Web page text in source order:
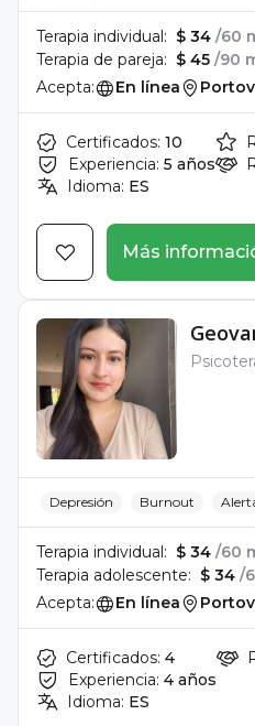
Terapia individual: $ 34 /60
Terapia de pareja: $ 45 /90
Acepta:
En línea
Certificados: 10
Experiencia: 5 años
Idioma: ES
Más
Depresión Burnout
Terapia individual: $ 34 /60
Terapia adolescente: $ 34 /
Acepta:
En línea
Certificados: 4
Experiencia: 4 años
Idioma: ES